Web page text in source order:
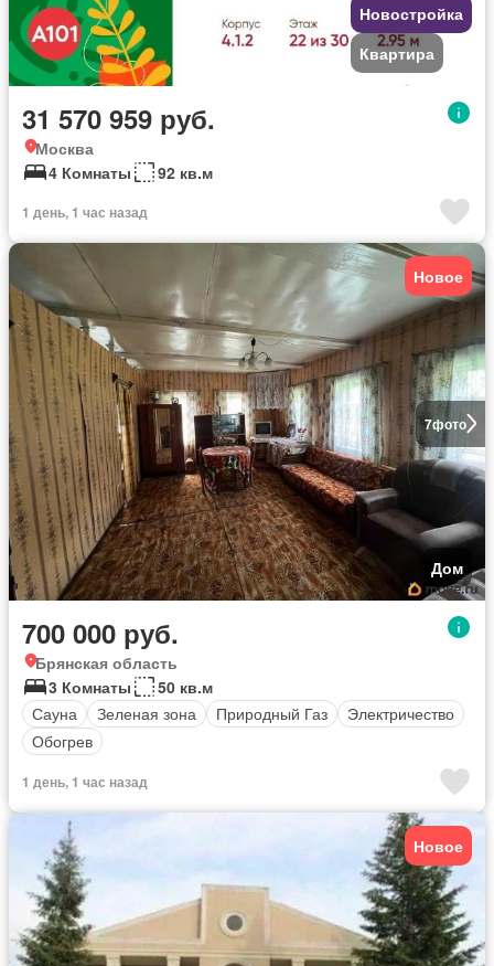
Новостройка
Квартира
31 570 959 руб.
Москва
4 Комнаты
92 кв.м
1 день, 1 час назад
7фото
Новое
Дом
700 000 руб.
Брянская область
3 Комнаты
50 кв.м
Сауна
Зеленая зона Природный Газ
Электричество
Обогрев
1 день, 1 час назад
Новое